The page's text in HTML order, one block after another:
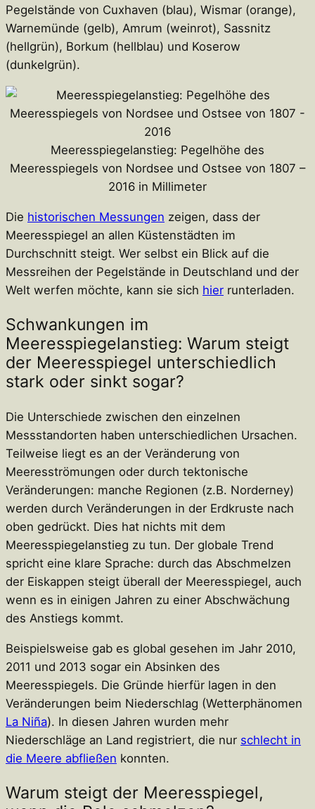
Pegelstände von Cuxhaven (blau), Wismar (orange),
Warnemünde (gelb), Amrum (weinrot), Sassnitz
(hellgrün), Borkum (hellblau) und Koserow
(dunkelgrün).
Meeresspiegelanstieg: Pegelhöhe des
Meeresspiegels von Nordsee und Ostsee von 1807 –
2016 in Millimeter
Die historischen Messungen zeigen, dass der
Meeresspiegel an allen Küstenstädten im
Durchschnitt steigt. Wer selbst ein Blick auf die
Messreihen der Pegelstände in Deutschland und der
Welt werfen möchte, kann sie sich hier runterladen.
Schwankungen im
Meeresspiegelanstieg: Warum steigt
der Meeresspiegel unterschiedlich
stark oder sinkt sogar?
Die Unterschiede zwischen den einzelnen
Messstandorten haben unterschiedlichen Ursachen.
Teilweise liegt es an der Veränderung von
Meeresströmungen oder durch tektonische
Veränderungen: manche Regionen (z.B. Norderney)
werden durch Veränderungen in der Erdkruste nach
oben gedrückt. Dies hat nichts mit dem
Meeresspiegelanstieg zu tun. Der globale Trend
spricht eine klare Sprache: durch das Abschmelzen
der Eiskappen steigt überall der Meeresspiegel, auch
wenn es in einigen Jahren zu einer Abschwächung
des Anstiegs kommt.
Beispielsweise gab es global gesehen im Jahr 2010,
2011 und 2013 sogar ein Absinken des
Meeresspiegels. Die Gründe hierfür lagen in den
Veränderungen beim Niederschlag (Wetterphänomen
La Niña). In diesen Jahren wurden mehr
Niederschläge an Land registriert, die nur schlecht in
die Meere abfließen konnten.
Warum steigt der Meeresspiegel,